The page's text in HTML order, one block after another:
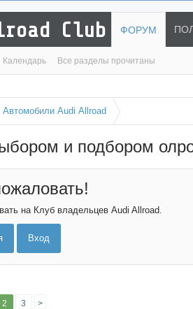
Club ФОРУМ
Календарь Все разделы прочитаны
Автомобили Audi Allroad
и подбором
на Клуб владельцев Audi Allroad.
Вход
2 3 >